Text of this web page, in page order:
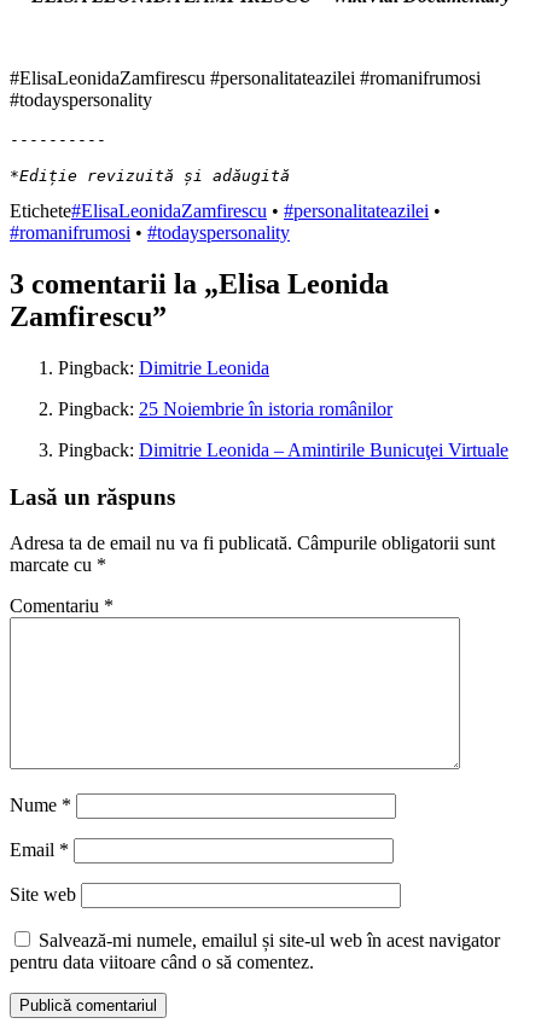
#ElisaLeonidaZamfirescu #personalitateazilei #romanifrumosi
#todayspersonality
----------
*Ediție revizuită și adăugită
Etichete#ElisaLeonidaZamfirescu • #personalitateazilei •
#romanifrumosi • #todayspersonality
3 comentarii la „Elisa Leonida
Zamfirescu”
Pingback: Dimitrie Leonida
Pingback: 25 Noiembrie în istoria românilor
Pingback: Dimitrie Leonida – Amintirile Bunicuţei Virtuale
Lasă un răspuns
Adresa ta de email nu va fi publicată. Câmpurile obligatorii sunt
marcate cu *
Comentariu *
Nume *
Email *
Site web
Salvează-mi numele, emailul și site-ul web în acest navigator
pentru data viitoare când o să comentez.